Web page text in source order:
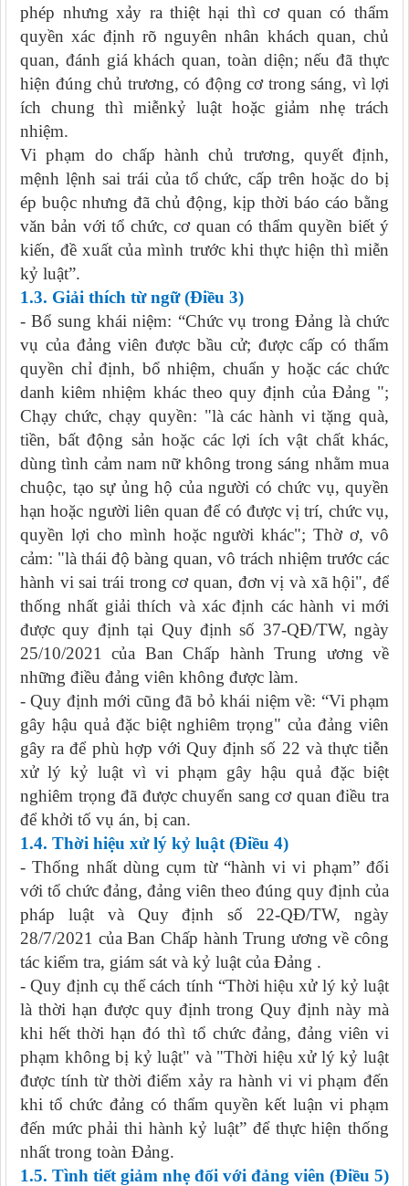
phép nhưng xảy ra thiệt hại thì cơ quan có thẩm
quyền xác định rõ nguyên nhân khách quan, chủ
quan, đánh giá khách quan, toàn diện; nếu đã thực
hiện đúng chủ trương, có động cơ trong sáng, vì lợi
ích chung thì miễnkỷ luật hoặc giảm nhẹ trách
nhiệm.
Vi phạm do chấp hành chủ trương, quyết định,
mệnh lệnh sai trái của tổ chức, cấp trên hoặc do bị
ép buộc nhưng đã chủ động, kịp thời báo cáo bằng
văn bản với tổ chức, cơ quan có thẩm quyền biết ý
kiến, đề xuất của mình trước khi thực hiện thì miễn
kỷ luật”.
1.3. Giải thích từ ngữ (Điều 3)
- Bổ sung khái niệm: “Chức vụ trong Đảng là chức
vụ của đảng viên được bầu cử; được cấp có thẩm
quyền chỉ định, bổ nhiệm, chuẩn y hoặc các chức
danh kiêm nhiệm khác theo quy định của Đảng ";
Chạy chức, chạy quyền: "là các hành vi tặng quà,
tiền, bất động sản hoặc các lợi ích vật chất khác,
dùng tình cảm nam nữ không trong sáng nhằm mua
chuộc, tạo sự ủng hộ của người có chức vụ, quyền
hạn hoặc người liên quan để có được vị trí, chức vụ,
quyền lợi cho mình hoặc người khác"; Thờ ơ, vô
cảm: "là thái độ bàng quan, vô trách nhiệm trước các
hành vi sai trái trong cơ quan, đơn vị và xã hội", để
thống nhất giải thích và xác định các hành vi mới
được quy định tại Quy định số 37-QĐ/TW, ngày
25/10/2021 của Ban Chấp hành Trung ương về
những điều đảng viên không được làm.
- Quy định mới cũng đã bỏ khái niệm về: “Vi phạm
gây hậu quả đặc biệt nghiêm trọng" của đảng viên
gây ra để phù hợp với Quy định số 22 và thực tiễn
xử lý kỷ luật vì vi phạm gây hậu quả đặc biệt
nghiêm trọng đã được chuyển sang cơ quan điều tra
để khởi tố vụ án, bị can.
1.4. Thời hiệu xử lý kỷ luật (Điều 4)
- Thống nhất dùng cụm từ “hành vi vi phạm” đối
với tổ chức đảng, đảng viên theo đúng quy định của
pháp luật và Quy định số 22-QĐ/TW, ngày
28/7/2021 của Ban Chấp hành Trung ương về công
tác kiểm tra, giám sát và kỷ luật của Đảng .
- Quy định cụ thể cách tính “Thời hiệu xử lý kỷ luật
là thời hạn được quy định trong Quy định này mà
khi hết thời hạn đó thì tổ chức đảng, đảng viên vi
phạm không bị kỷ luật" và "Thời hiệu xử lý kỷ luật
được tính từ thời điểm xảy ra hành vi vi phạm đến
khi tổ chức đảng có thẩm quyền kết luận vi phạm
đến mức phải thi hành kỷ luật” để thực hiện thống
nhất trong toàn Đảng.
1.5. Tình tiết giảm nhẹ đối với đảng viên (Điều 5)